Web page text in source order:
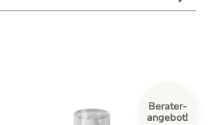
Berater-
angebot!